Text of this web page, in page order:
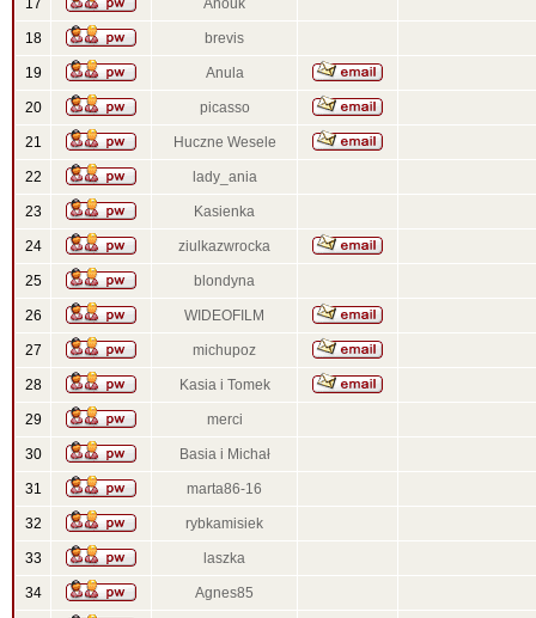
17 Anouk
18 brevis
19 Anula
20 picasso
21 Huczne Wesele
22 lady_ania
23 Kasienka
24 ziulkazwrocka
25 blondyna
26 WIDEOFILM
27 michupoz
28 Kasia i Tomek
29 merci
30 Basia i Michał
31 marta86-16
32 rybkamisiek
33 laszka
34 Agnes85